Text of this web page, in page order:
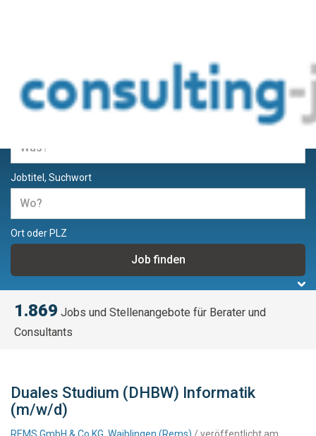
Jobs und Stellenangebote für
Berater und Consultants
Jobtitel, Suchwort
Ort oder PLZ
1.869 Jobs und Stellenangebote für Berater und
Consultants
Duales Studium (DHBW) Informatik
(m/w/d)